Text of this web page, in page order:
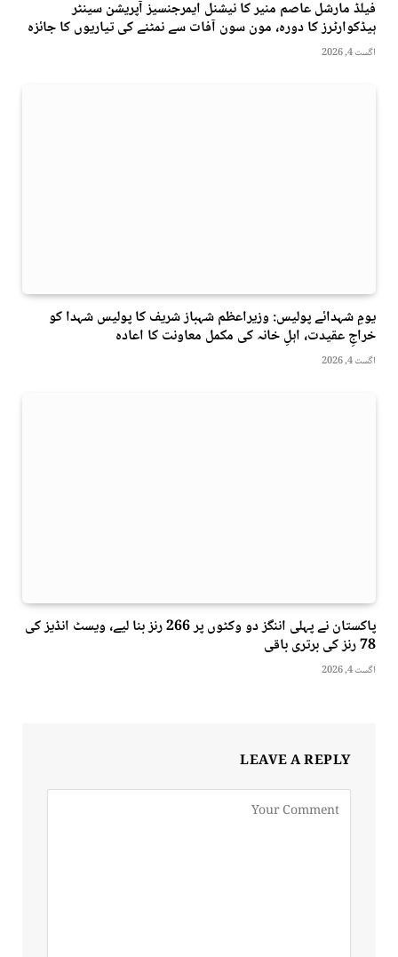
فیلڈ مارشل عاصم منیر کا نیشنل ایمرجنسیز آپریشن سینٹر
ہیڈکوارٹرز کا دورہ، مون سون آفات سے نمٹنے کی تیاریوں کا جائزہ
اگست 4, 2026
یومِ شہدائے پولیس: وزیراعظم شہباز شریف کا پولیس شہدا کو
خراجِ عقیدت، اہلِ خانہ کی مکمل معاونت کا اعادہ
اگست 4, 2026
پاکستان نے پہلی اننگز دو وکٹوں پر 266 رنز بنا لیے، ویسٹ انڈیز کی
78 رنز کی برتری باقی
اگست 4, 2026
LEAVE A REPLY